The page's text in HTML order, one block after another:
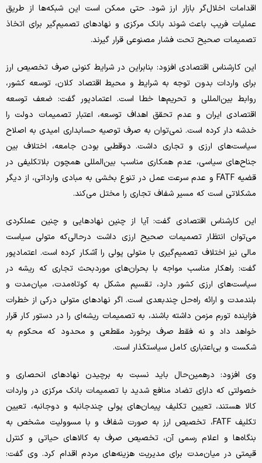
اقدامات اخلال‌گر بازار ارز شود. حتی ممکن است این شبکه‌ها از طریق
عملیات فریب باعث شوند بانک مرکزی و نهادهای تصمیم‌گیر برای اتخاذ
تصمیمات صحیح تحت فشار مصنوعی قرار گیرند.
این کارشناس اقتصادی افزود: بنابراین در شرایط کنونی صرف تخصیص ارز
برای واردات بدون توجه به شرایط و محیط اقتصاد کلان، توسعه کشور،
روابط بین‌المللی و تحریم‌ها خطا است. اعتمادپور گفت: ضعف توسعه
اقتصادی ایران و عدم تحقق اهداف توسعه، اعتبار تصمیمات دولت را
خدشه دار کرده است. نمی‌توان به صرف توصیه حسابداری امیدی به اصلاح
سیاست‌های ارزی و تجاری داشت. دوقطبی بودن جامعه، اختلاف بین
جناح‌های سیاسی، عدم همکاری مناسب بین‌المللی همچون بلاتکلیفی در
قضیه FATF و عدم سرعت عمل در تنوع بخشی به مبادی وارداتی، از دیگر
مشکلاتی است که مسیر شفاف تجاری را مختل می‌کند.
این کارشناس اقتصادی گفت: آیا از چنین نهادهایی و چنین عملکردی
می‌توان انتظار تصمیمات صحیح ارزی داشت درحالی‌که متولی سیاست
مالی نیز اختلاف تصمیم‌گیری با متولی پولی را آشکار کرده است. اعتمادپور
گفت: راهکار مناسب مواجه با بحران‌های موردبحث تجاری که ریشه در
سیاست‌های ارزی کشور دارد، تقسیم مشکل به کوتاه‌مدت، میان‌مدت و
بلندمدت و ارائه راه‌حل چندبعدی است. اگر نهادهای متولی درکی از خطرات
فزاینده تورم مزمن داشته باشند، به تصمیمات ریشه‌ای‌ را در دستور کار قرار
خواهد داد و نه فقط صرف برخورد مقطعی و محدود که محکوم به
شکست و بی‌اعتباری کامل سیاستگذار است.
وی افزود: درهمین‌حال باید نسبت به برچیدن نهادهای انحصاری و
خصولتی که دارای تضاد منافع شدید با تصمیمات بانک مرکزی در واردات
کالا هستند، تعیین تکلیف پیمان‌های پولی چندجانبه و دوجانبه، تعیین
تکلیف FATF، تخصیص ارز به صورت شفاف و با مسوولیت مشخص به
بنگاه‌ها و اعلام رسمی آن، تخصیص صرف به کالاهای حیاتی و کنترل
قیمتی در میان‌مدت برای مدیریت هزینه‌های مردم اقدام کرد. وی گفت: